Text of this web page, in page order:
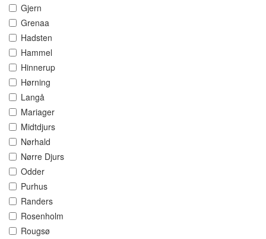
Gjern
Grenaa
Hadsten
Hammel
Hinnerup
Hørning
Langå
Mariager
Midtdjurs
Nørhald
Nørre Djurs
Odder
Purhus
Randers
Rosenholm
Rougsø